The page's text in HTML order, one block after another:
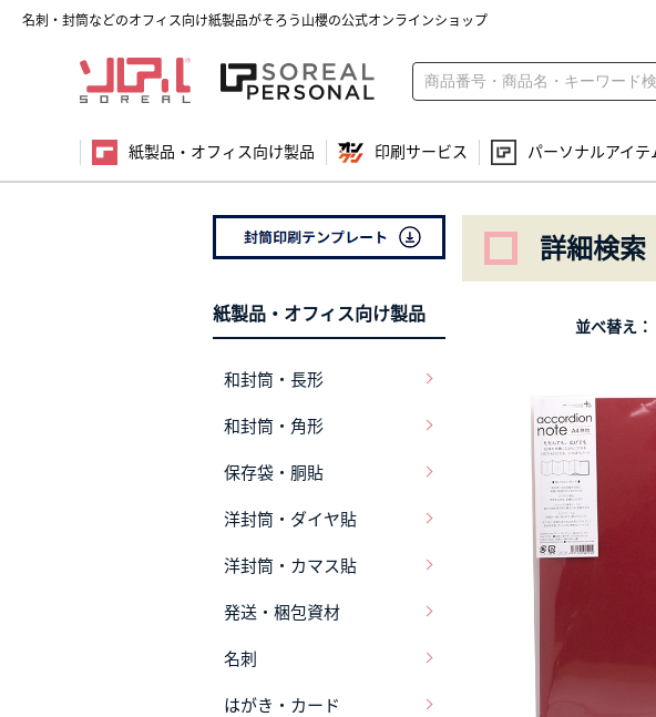
名刺・封筒などのオフィス向け紙製品がそろう山櫻の公式オンラインショップ
紙製品・オフィス向け製品 印刷サービス パーソナルアイテ
詳細検索
並べ替え：
紙製品・オフィス向け製品
和封筒・長形
和封筒・角形
保存袋・胴貼
洋封筒・ダイヤ貼
洋封筒・カマス貼
発送・梱包資材
名刺
はがき・カード